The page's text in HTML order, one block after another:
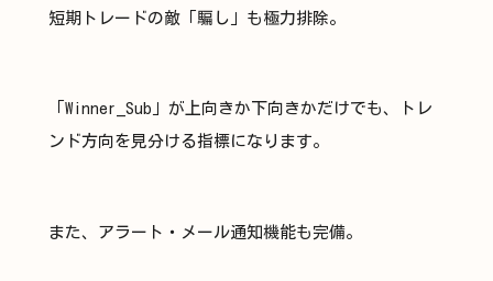
短期トレードの敵「騙し」も極力排除。
「Winner_Sub」が上向きか下向きかだけでも、トレ
ンド方向を見分ける指標になります。
また、アラート・メール通知機能も完備。